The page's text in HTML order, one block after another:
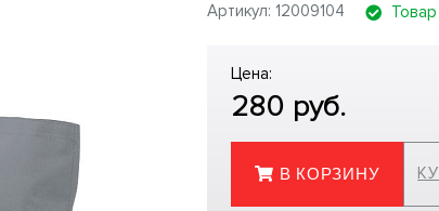
Артикул: 12009104
Цена:
280 руб.
В КОРЗИНУ